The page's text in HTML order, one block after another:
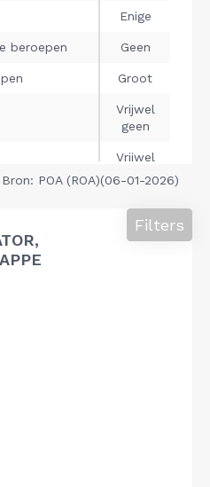
Bron: POA (ROA)(06-01-2026)
Filters